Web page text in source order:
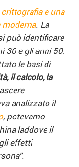
crittografia e una
moderna. La
può identificare
30 e gli anni 50,
le basi di
il calcolo, la
analizzato il
, potevamo
laddove il
effetti